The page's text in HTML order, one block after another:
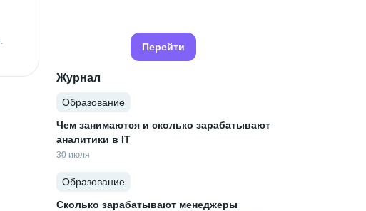
Перейти
Журнал
Образование
Чем занимаются и сколько зарабатывают
аналитики в IT
30 июля
Образование
Сколько зарабатывают менеджеры